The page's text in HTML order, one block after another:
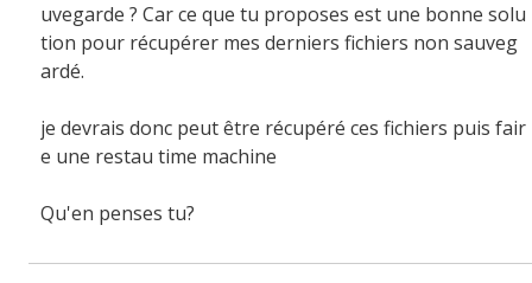
uvegarde ? Car ce que tu proposes est une bonne solu
tion pour récupérer mes derniers fichiers non sauveg
ardé.
je devrais donc peut être récupéré ces fichiers puis fair
e une restau time machine
Qu'en penses tu?